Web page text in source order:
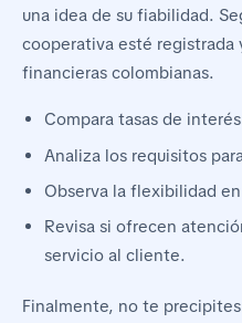
una idea de su fiabilidad.
cooperativa esté registrada
financieras colombianas.
Compara tasas de
Analiza los requisitos
Observa la flexibilidad
Revisa si ofrecen
servicio al cliente.
Finalmente, no te